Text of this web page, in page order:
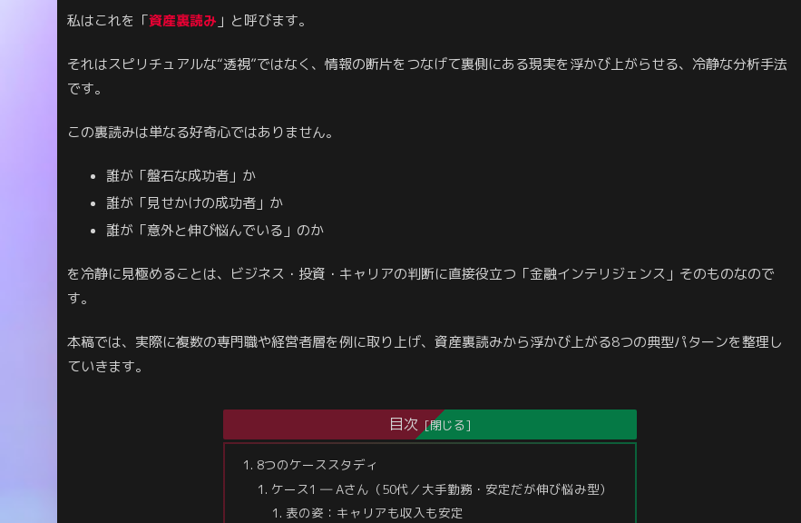
私はこれを「資産裏読み 」と呼びます。
それはスピリチュアルな“透視”ではなく、情報の断片をつなげて裏側にある現実を浮かび上がらせる、冷静な分析手法
です。
この裏読みは単なる好奇心ではありません。
誰が「盤石な成功者」か
誰が「見せかけの成功者」か
誰が「意外と伸び悩んでいる」のか
を冷静に見極めることは、ビジネス・投資・キャリアの判断に直接役立つ「金融インテリジェンス」そのものなので
す。
本稿では、実際に複数の専門職や経営者層を例に取り上げ、資産裏読みから浮かび上がる8つの典型パターンを整理し
ていきます。
目次
8つのケーススタディ
ケース1 ― Aさん（50代／大手勤務・安定だが伸び悩み型）
表の姿：キャリアも収入も安定